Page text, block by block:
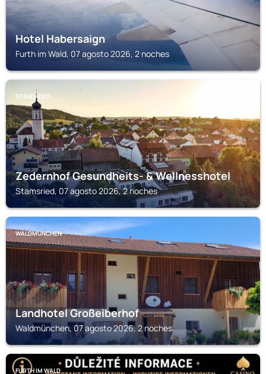
Hotel Habersaign
Furth im Wald, 07 agosto 2026, 2 noches
STAMSRIED
Zedernhof Gesundheits- & Wellnesshotel
Stamsried, 07 agosto 2026, 2 noches
WALDMÜNCHEN
Landhotel Großeiberhof
Waldmünchen, 07 agosto 2026, 2 noches
FURTH IM WALD